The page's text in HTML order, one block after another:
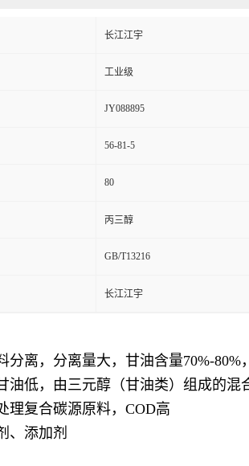
长江江宇
工业级
JY088895
56-81-5
80
丙三醇
GB/T13216
长江江宇
分离，分离量大，甘油含量70%-
油低，由三元醇（甘油类）组成的
理复合碳源原料，COD高
、添加剂